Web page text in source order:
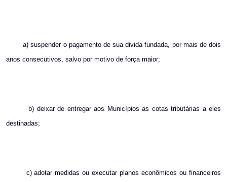
a) suspender o pagamento de sua divida fundada, por mais de dois
anos consecutivos, salvo por motivo de força maior;
b) deixar de entregar aos Municípios as cotas tributárias a eles
destinadas;
c) adotar medidas ou executar planos econômicos ou financeiros